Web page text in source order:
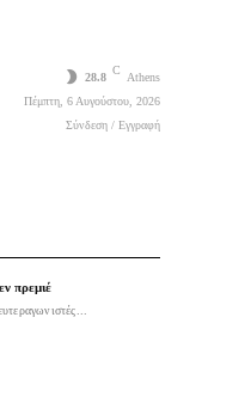
28.8
C
Athens
Πέμπτη, 6 Αυγούστου, 2026
Σύνδεση / Εγγραφή
πρεμιέ